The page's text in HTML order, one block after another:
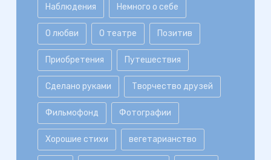
Наблюдения Немного о себе
О любви О театре Позитив
Приобретения Путешествия
Сделано руками Творчество друзей
Фильмофонд Фотографии
Хорошие стихи вегетарианство